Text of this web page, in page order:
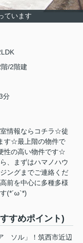
ています
/2階建
分
情報ならコチラ☆徒
す☆最上階の物件で
性の高い物件です☆
、まずはハマノハウ
ングまでご連絡くだ
前を中心に多種多様
(*´ω`*)
すめポイント)
ソル」！筑西市近辺